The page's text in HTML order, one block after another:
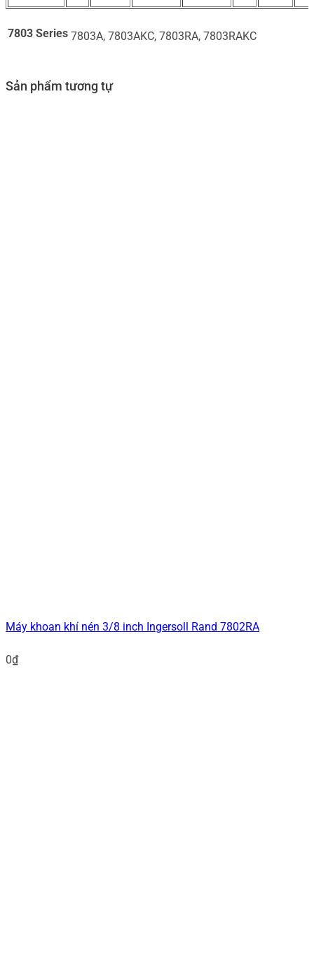
7803 Series 7803A, 7803AKC, 7803RA, 7803RAKC
Sản phẩm tương tự
Máy khoan khí nén 3/8 inch Ingersoll Rand 7802RA
0₫